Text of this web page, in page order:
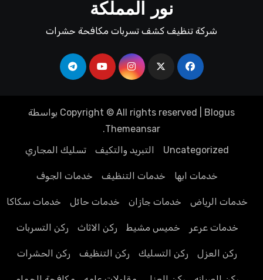
نور المملكة
شركة تنظيف كشف تسربات مكافحة حشرات
Copyright © All rights reserved Blogus
بواسطة
Themeansar
.
Uncategorized
التبريد والتكيف تسليك المجاري
خدمات ابها خدمات التنظيف خدمات الجوف
خدمات الرياض خدمات جازان خدمات حائل خدمات سكاكا
خدمات عرعر خميس مشيط ركن الاثاث ركن التسربات
ركن العزل ركن التسليك ركن التنظيف ركن الحشرات